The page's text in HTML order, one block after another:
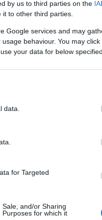
by us to third parties on the
to other third parties.
Google services and may
behaviour. You may
your data for below
data.
for Targeted
and/or Sharing
for which it
a Bazilikára.